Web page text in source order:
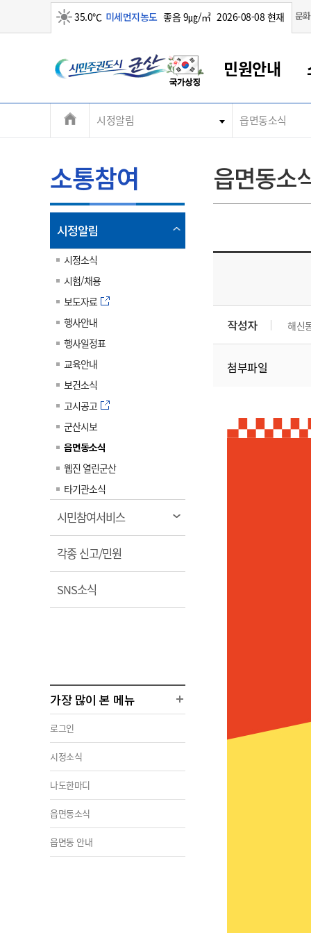
맑음
35.0℃ 미세먼지농도 좋음 9㎍/㎥ 2026-08-08 현재 문
시
민
주
권
도
시
군
산
체
민원안내
민원안내
대표전화 063-454-4000
부서 및 담당자 연락처
전화번호안내
찾아오시는길
민원창구안내
민원수수료
종합민원창구
민원편의제도
어디서나 민원처리제
소통참여
대표전화 063-454-4000
부서 및 담당자 연락처
전화번호안내
찾아오시는길
시정알림
시험/채용
보도자료
고시공고
군산시보
웹진 열린군산
생활복지
대표전화 063-454-4000
부서 및 담당자 연락처
전화번호안내
찾아오시는길
복지/보건
통합돌봄
주민복지
사회서비스(바우처)
장사정보
경제산업
대표전화 063-454-4000
부서 및 담당자 연락처
전화번호안내
찾아오시는길
군산사랑상품권
상품권 공지사항
상품권 Q&A
군산수산물 소비촉진행사
정보공개
대표전화 063-454-4000
부서 및 담당자 연락처
전화번호안내
찾아오시는길
정보공개제도
비공개대상정보
불복구제절차
계약정보공개
입찰/계약정보
용역과제
상품권 구매 사용 및 관리
군산새만금
대표전화 063-454-4000
부서 및 담당자 연락처
전화번호안내
찾아오시는길
군산에서 시작되는 새만금
군산소개
대표전화 063-454-4000
부서 및 담당자 연락처
전화번호안내
찾아오시는길
군산시 비전
전북소개
대표전화 063-454-4000
부서 및 담당자 연락처
전화번호안내
찾아오시는길
전북특별자치도 소개
전북특별자치도 용어 Q&A
시정알림 읍면동소식
소통참여
시정알림
림
시정소식
시험/채용
보도자료
행사안내
행사일정표
교육안내
보건소식
고시공고
군산시보
읍면동소식
웹진 열린군산
타기관소식
시민참여서비스열
림
각종 신고/민원
림
SNS소식
림
가장 많이 본 메뉴
로그인
시정소식
나도한마디
읍면동소식
읍면동 안내
읍면동소
작성자 해신
첨부파일